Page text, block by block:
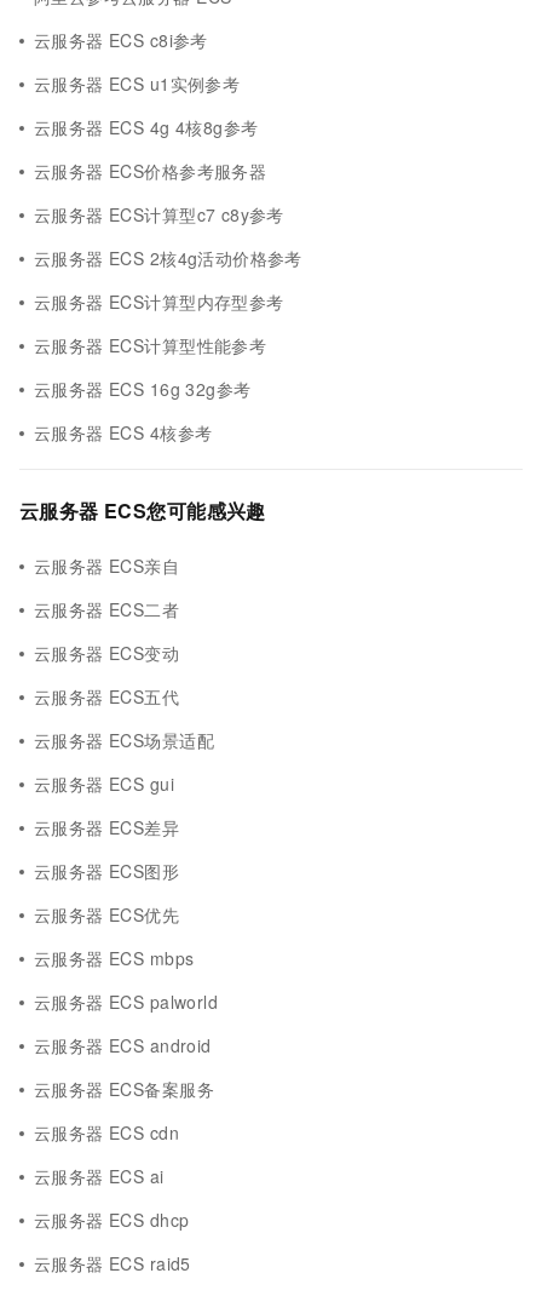
云服务器 ECS c8i参考
云服务器 ECS u1实例参考
云服务器 ECS 4g 4核8g参考
云服务器 ECS价格参考服务器
云服务器 ECS计算型c7 c8y参考
云服务器 ECS 2核4g活动价格参考
云服务器 ECS计算型内存型参考
云服务器 ECS计算型性能参考
云服务器 ECS 16g 32g参考
云服务器 ECS 4核参考
云服务器 ECS您可能感兴趣
云服务器 ECS亲自
云服务器 ECS二者
云服务器 ECS变动
云服务器 ECS五代
云服务器 ECS场景适配
云服务器 ECS gui
云服务器 ECS差异
云服务器 ECS图形
云服务器 ECS优先
云服务器 ECS mbps
云服务器 ECS palworld
云服务器 ECS android
云服务器 ECS备案服务
云服务器 ECS cdn
云服务器 ECS ai
云服务器 ECS dhcp
云服务器 ECS raid5